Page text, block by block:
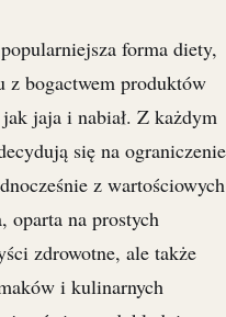
forma diety,
z bogactwem produktów
jaja i nabiał. Z każdym
się na ograniczenie
z wartościowych
oparta na prostych
zdrowotne, ale także
i kulinarnych